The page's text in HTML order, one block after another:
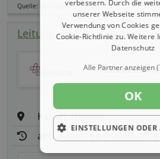
Quelle: germanpersonnel.de
Leitung Privatkunden (m/
Amadeus
Kassel, Hessen
aktualisiert seit: 09.08.2026
verbessern. Durch die
unserer Webseite
Verwendung von Cookies
Cookie-Richtlinie zu.Weitere
Datenschutz
Alle Partner anzeigen
OK
EINSTELLUNGEN ODER